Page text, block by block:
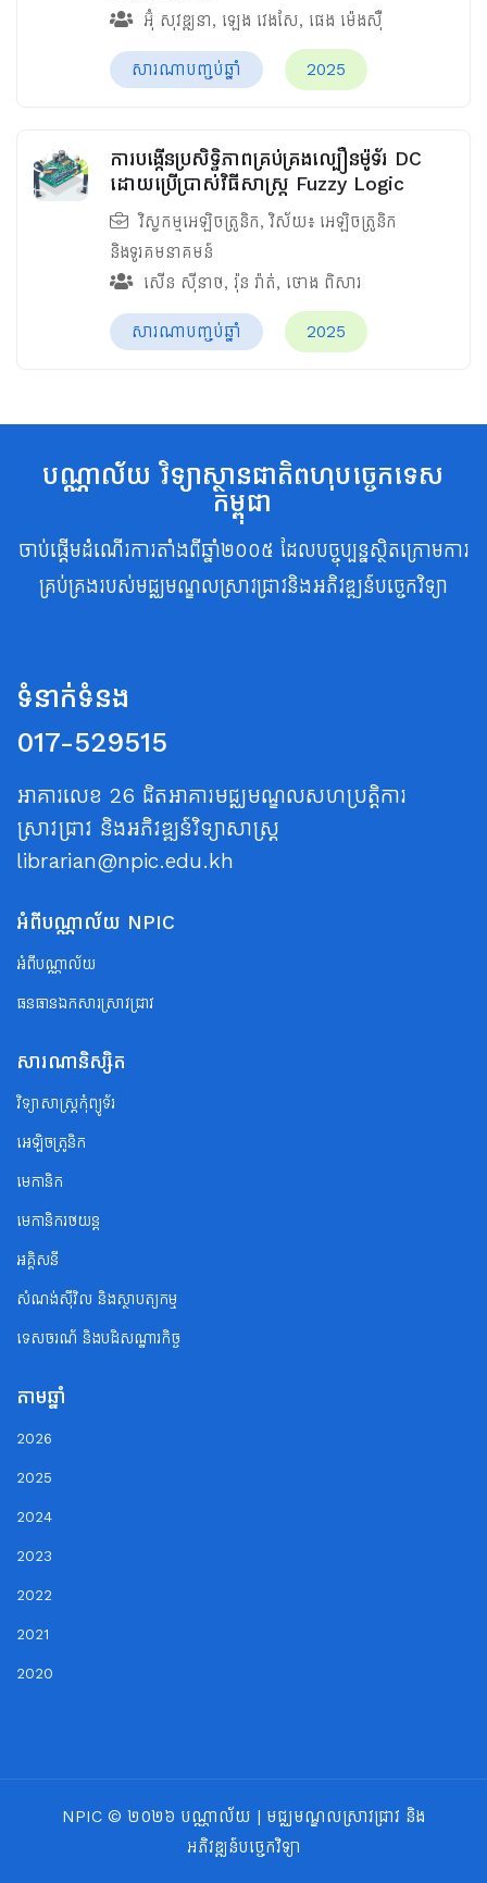
អ៊ុំ សុវឌ្ឍនា, ឡេង វេងសែ, ផេង ម៉េងស៊ឺ
សារណាបញ្ចប់ឆ្នាំ 2025
ការបង្កើនប្រសិទ្ធិភាពគ្រប់គ្រងល្បឿនម៉ូទ័រ DC
ដោយប្រើប្រាស់វិធីសាស្រ្ត Fuzzy Logic
វិស្វកម្មអេឡិចត្រូនិក, វិស័យ៖ អេឡិចត្រូនិក
និងទូរគមនាគមន៍
សើន ស៊ីនាថ, រ៉ុន រ៉ាត់, ថោង ពិសារ
សារណាបញ្ចប់ឆ្នាំ 2025
បណ្ណាល័យ វិទ្យាស្ថានជាតិពហុបច្ចេកទេស
កម្ពុជា
ចាប់ផ្តើមដំណើរការតាំងពីឆ្នាំ២០០៥ ដែលបច្ចុប្បន្នស្ថិតក្រោមការ
គ្រប់គ្រងរបស់មជ្ឈមណ្ឌលស្រាវជ្រាវនិងអភិវឌ្ឍន៍បច្ចេកវិទ្យា
ទំនាក់ទំនង
017-529515
អាគារលេខ 26 ជិតអាគារមជ្ឈមណ្ឌលសហប្រត្តិការ
ស្រាវជ្រាវ និងអភិវឌ្ឍន៍វិទ្យាសាស្ត្រ
librarian@npic.edu.kh
អំពីបណ្ណាល័យ NPIC
អំពីបណ្ណាល័យ
ធនធានឯកសារស្រាវជ្រាវ
សារណានិស្សិត
វិទ្យាសាស្ត្រកុំព្យូទ័រ
អេឡិចត្រូនិក
មេកានិក
មេកានិករថយន្ត
អគ្គិសនី
សំណង់ស៊ីវិល និងស្ថាបត្យកម្ម
ទេសចរណ័ និងបដិសណ្ឋារកិច្ច
តាមឆ្នាំ
2026
2025
2024
2023
2022
2021
2020
NPIC © ២០២៦ បណ្ណាល័យ | មជ្ឈមណ្ឌលស្រាវជ្រាវ និង
អភិវឌ្ឍន៍បច្ចេកវិទ្យា